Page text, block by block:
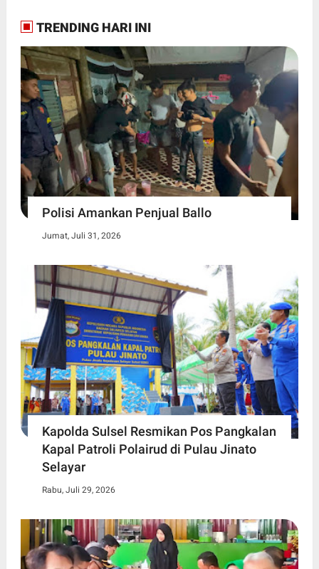
TRENDING HARI INI
Polisi Amankan Penjual Ballo
Jumat, Juli 31, 2026
Kapolda Sulsel Resmikan Pos Pangkalan
Kapal Patroli Polairud di Pulau Jinato
Selayar
Rabu, Juli 29, 2026